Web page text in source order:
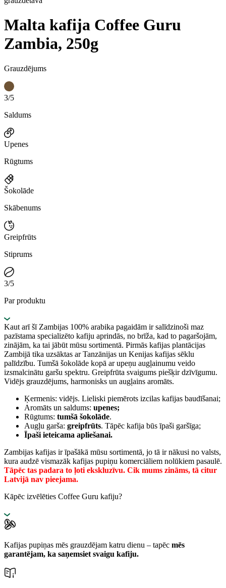
Malta kafija Coffee Guru
Zambia, 250g
Grauzdējums
3/5
Saldums
Upenes
Rūgtums
Šokolāde
Skābenums
Greipfrūts
Stiprums
3/5
Par produktu
Kaut arī šī Zambijas 100% arabika pagaidām ir salīdzinoši maz
pazīstama specializēto kafiju aprindās, no brīža, kad to pagaršojām,
zinājām, ka tai jābūt mūsu sortimentā. Pirmās kafijas plantācijas
Zambijā tika uzsāktas ar Tanzānijas un Kenijas kafijas sēklu
palīdzību. Tumšā šokolāde kopā ar upeņu augļainumu veido
izsmalcinātu garšu spektru. Greipfrūta svaigums piešķir dzīvīgumu.
Vidējs grauzdējums, harmonisks un augļains aromāts.
Ķermenis: vidējs. Lieliski piemērots izcilas kafijas baudīšanai;
Aromāts un saldums: upenes;
Rūgtums: tumšā šokolāde.
Augļu garša: greipfrūts. Tāpēc kafija būs īpaši garšīga;
Īpaši ieteicama apliešanai.
Zambijas kafijas ir īpašākā mūsu sortimentā, jo tā ir nākusi no valsts,
kura audzē vismazāk kafijas pupiņu komerciāliem nolūkiem pasaulē.
Tāpēc tas padara to ļoti ekskluzīvu. Cik mums zināms, tā citur
Latvijā nav pieejama.
Kāpēc izvēlēties Coffee Guru kafiju?
Kafijas pupiņas mēs grauzdējam katru dienu – tapēc mēs
garantējam, ka saņemsiet svaigu kafiju.